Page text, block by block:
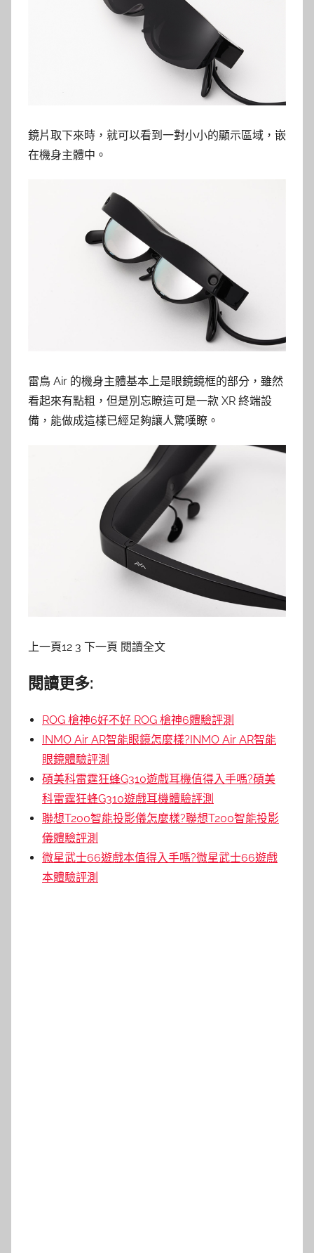
鏡片取下來時，就可以看到一對小小的顯示區域，嵌
在機身主體中。
雷鳥 Air 的機身主體基本上是眼鏡鏡框的部分，雖然
看起來有點粗，但是別忘瞭這可是一款 XR 終端設
備，能做成這樣已經足夠讓人驚嘆瞭。
上一頁12 3 下一頁 閱讀全文
閱讀更多:
ROG 槍神6好不好 ROG 槍神6體驗評測
INMO Air AR智能眼鏡怎麼樣?INMO Air AR智能
眼鏡體驗評測
碩美科雷霆狂蜂G310遊戲耳機值得入手嗎?碩美
科雷霆狂蜂G310遊戲耳機體驗評測
聯想T200智能投影儀怎麼樣?聯想T200智能投影
儀體驗評測
微星武士66遊戲本值得入手嗎?微星武士66遊戲
本體驗評測